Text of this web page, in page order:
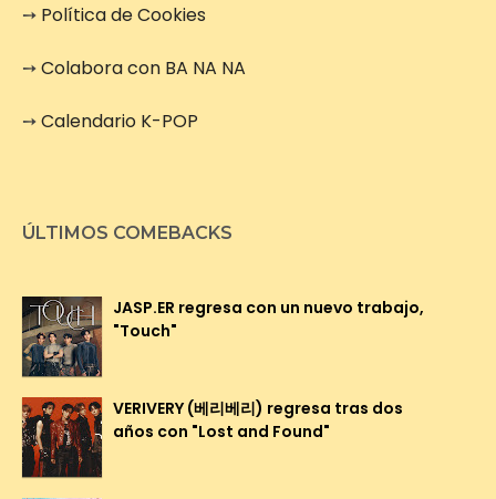
➙ Política de Cookies
➙Colabora con BA NA NA
➙Calendario K-POP
ÚLTIMOS COMEBACKS
JASP.ER regresa con un nuevo trabajo,
"Touch"
VERIVERY (베리베리) regresa tras dos
años con "Lost and Found"